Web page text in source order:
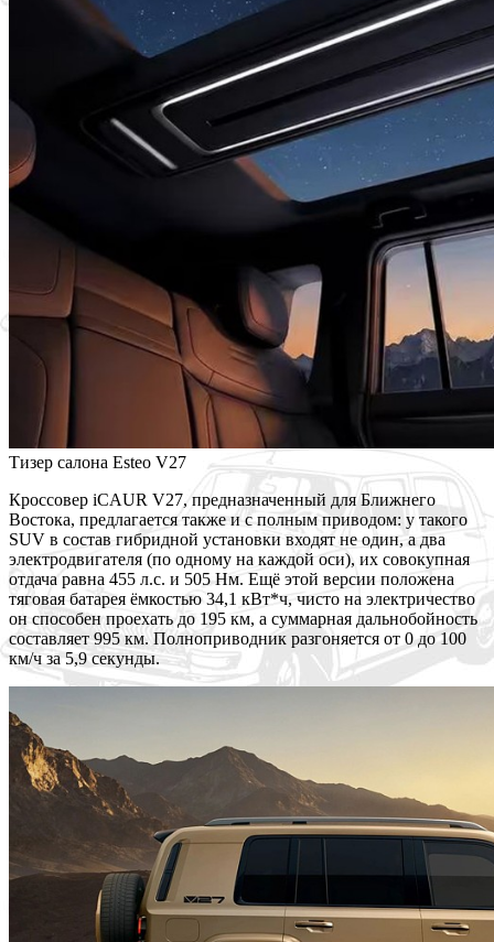
Тизер салона Esteo V27
Кроссовер iCAUR V27, предназначенный для Ближнего
Востока, предлагается также и с полным приводом: у такого
SUV в состав гибридной установки входят не один, а два
электродвигателя (по одному на каждой оси), их совокупная
отдача равна 455 л.с. и 505 Нм. Ещё этой версии положена
тяговая батарея ёмкостью 34,1 кВт*ч, чисто на электричество
он способен проехать до 195 км, а суммарная дальнобойность
составляет 995 км. Полноприводник разгоняется от 0 до 100
км/ч за 5,9 секунды.